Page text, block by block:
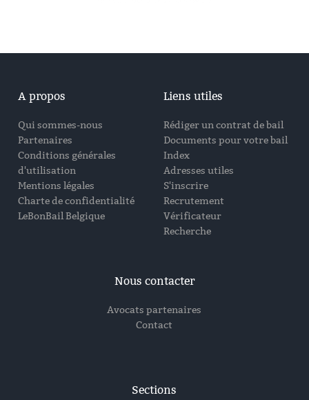
A propos
Qui sommes-nous
Partenaires
Conditions générales
d'utilisation
Mentions légales
Charte de confidentialité
LeBonBail Belgique
Liens utiles
Rédiger un contrat de bail
Documents pour votre bail
Index
Adresses utiles
S'inscrire
Recrutement
Vérificateur
Recherche
Nous contacter
Avocats partenaires
Contact
Sections